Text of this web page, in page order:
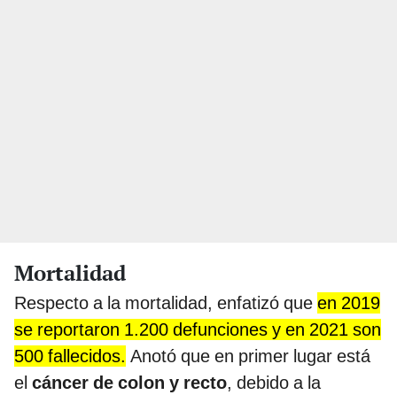
Mortalidad
Respecto a la mortalidad, enfatizó que en 2019
se reportaron 1.200 defunciones y en 2021 son
500 fallecidos. Anotó que en primer lugar está
el cáncer de colon y recto, debido a la